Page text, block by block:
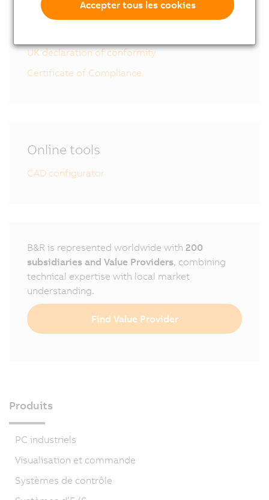
8MS-4 User´s Manual
UK declaration of conformity
Certificate of Compliance
Online tools
CAD configurator
B&R is represented worldwide with 200
subsidiaries and Value Providers, combining
technical expertise with local market
understanding.
Find Value Provider
Produits
PC industriels
Visualisation et commande
Systèmes de contrôle
Accepter tous les cookies